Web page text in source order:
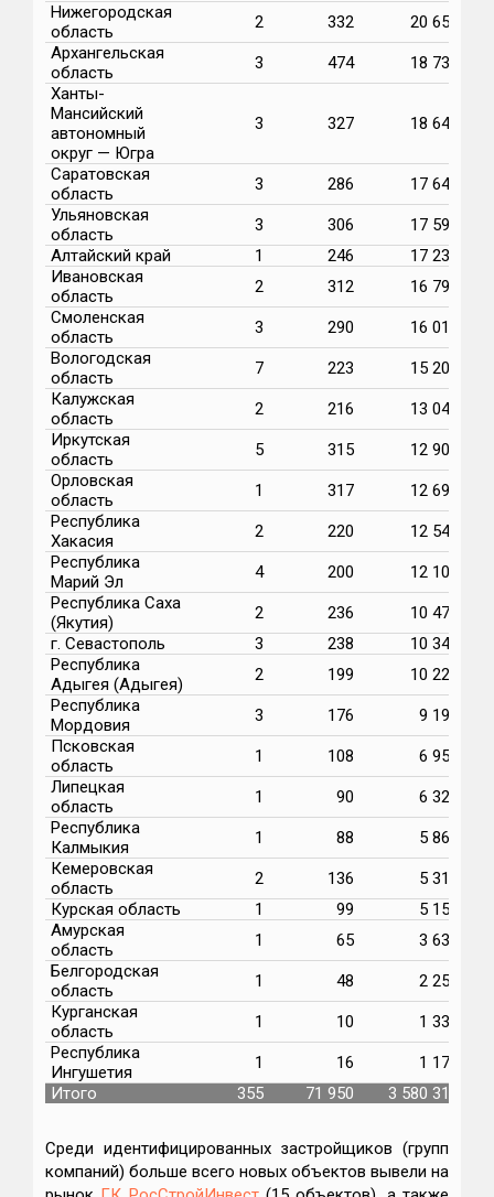
Нижегородская
область
2 332
20 655
Архангельская
область
3 474
18 732
Ханты-
Мансийский
автономный
округ — Югра
3 327 18 641
Саратовская
область
3 286
17 644
Ульяновская
область
3 306
17 598
Алтайский край
1 246
17 236
Ивановская
область
2 312
16 799
Смоленская
область
3 290
16 014
Вологодская
область
7 223
15 204
Калужская
область
2 216
13 043
Иркутская
область
5 315
12 904
Орловская
область
1 317
12 693
Республика
Хакасия
2 220
12 544
Республика
Марий Эл
4 200
12 106
Республика Саха
(Якутия)
2 236
10 478
г. Севастополь
3 238
10 342
Республика
Адыгея (Адыгея)
2 199
10 223
Республика
Мордовия
3 176
9 197
Псковская
область
1 108
6 952
Липецкая
область
1 90
6 323
Республика
Калмыкия
1 88
5 860
Кемеровская
область
2 136
5 313
Курская область
1 99
5 155
Амурская
область
1 65
3 631
Белгородская
область
1 48
2 255
Курганская
область
1 10
1 332
Республика
Ингушетия
1 16
1 178
Итого
355 71 950 3 580 317
Среди идентифицированных застройщиков (групп
компаний) больше всего новых объектов вывели на